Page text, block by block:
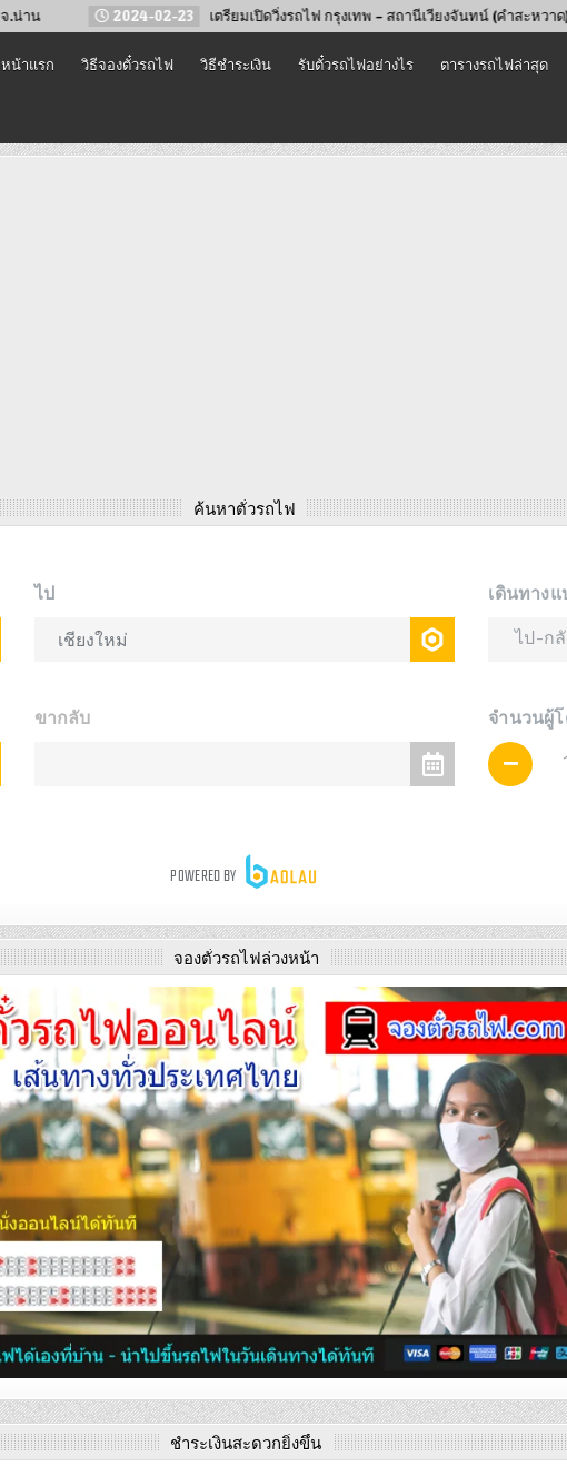
2024-02-23 เตรียมเปิดวิ่งรถไฟ กรุงเทพ – สถานีเวียงจันทน์ (คำสะหวาด) ประเทศลาว
หน้าแรก วิธีจองตั๋วรถไฟ วิธีชำระเงิน รับตั๋วรถไฟอย่างไร ตารางรถไฟล่าสุด
ค้นหาตั๋วรถไฟ
จองตั๋วรถไฟล่วงหน้า
ชำระเงินสะดวกยิ่งขึ้น